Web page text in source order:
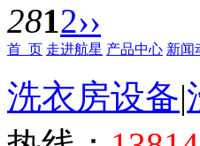
2812››
首 页 走进航星 产品中心 新闻
洗衣房设备|